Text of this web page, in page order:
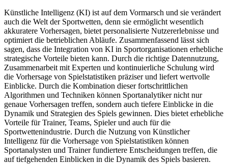
Künstliche Intelligenz (KI) ist auf dem Vormarsch und sie verändert
auch die Welt der Sportwetten, denn sie ermöglicht wesentlich
akkuratere Vorhersagen, bietet personalisierte Nutzererlebnisse und
optimiert die betrieblichen Abläufe. Zusammenfassend‍ lässt sich
sagen, dass ​die ⁣Integration‌ von‍ KI in Sportorganisationen erhebliche
strategische⁣ Vorteile​ bieten kann. ​Durch die richtige Datennutzung,
Zusammenarbeit⁤ mit Experten und kontinuierliche Schulung wird
die Vorhersage von⁣ Spielstatistiken präziser und liefert wertvolle
Einblicke. Durch die Kombination dieser fortschrittlichen
Algorithmen und Techniken können Sportanalytiker nicht nur
genaue Vorhersagen treffen, sondern ​auch‍ tiefere Einblicke in⁣ die
Dynamik⁣ und ‌Strategien des Spiels gewinnen. Dies bietet erhebliche
‍Vorteile für Trainer,⁤ Teams,​ Spieler und auch für ⁢die
Sportwettenindustrie. Durch⁤ die​ Nutzung​ von ‌Künstlicher
Intelligenz für die Vorhersage von⁤ Spielstatistiken können
Sportanalysten⁤ und‌ Trainer fundiertere Entscheidungen⁤ treffen, ⁣die
auf tiefgehenden Einblicken ⁢in die Dynamik⁣ des⁤ Spiels basieren.